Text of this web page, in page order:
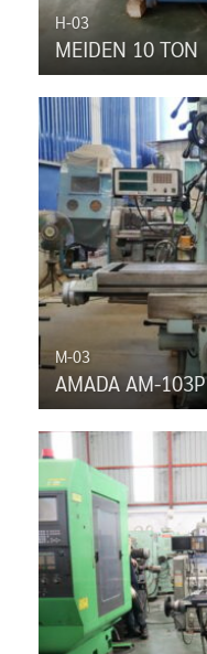
H-03
MEIDEN 10 TON
M-03
AMADA AM-103P